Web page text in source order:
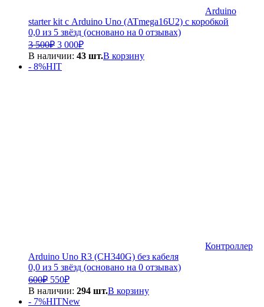
Arduino
starter kit с Arduino Uno (ATmega16U2) с коробкой
0,0 из 5 звёзд (основано на 0 отзывах)
3 500₽ Первоначальная
цена
составляла
3
3 000₽Текущая
цена:
В наличии: 43 шт.В корзину
- 8%HIT
Контроллер
Arduino Uno R3 (CH340G) без кабеля
0,0 из 5 звёзд (основано на 0 отзывах)
600₽ Первоначальная
цена
составляла
550₽Текущая
цена:
550₽.
В наличии: 294 шт.В корзину
- 7%HITNew